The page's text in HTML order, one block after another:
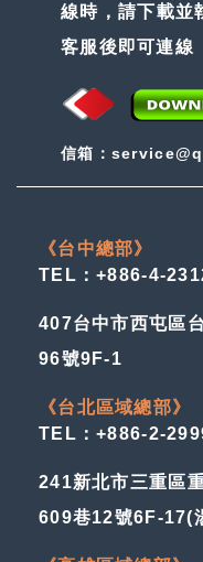
線時，請下載並
客服後即可連線
信箱：
《台中總部》
TEL：+886-4-
407台中市西屯區
96號9F-1
《台北區域總部》
TEL：+886-2-
241新北市三重區
609巷12號6F-17(